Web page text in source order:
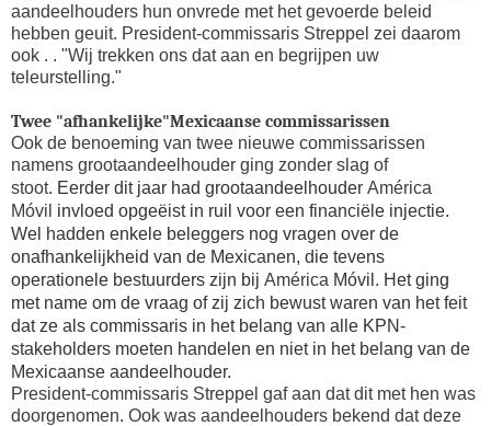
aandeelhouders hun onvrede met het gevoerde beleid
hebben geuit. President-commissaris Streppel zei daarom
ook . . "Wij trekken ons dat aan en begrijpen uw
teleurstelling."
Twee "afhankelijke"Mexicaanse commissarissen
Ook de benoeming van twee nieuwe commissarissen
namens grootaandeelhouder ging zonder slag of
stoot. Eerder dit jaar had grootaandeelhouder América
Móvil invloed opgeëist in ruil voor een financiële injectie.
Wel hadden enkele beleggers nog vragen over de
onafhankelijkheid van de Mexicanen, die tevens
operationele bestuurders zijn bij América Móvil. Het ging
met name om de vraag of zij zich bewust waren van het feit
dat ze als commissaris in het belang van alle KPN-
stakeholders moeten handelen en niet in het belang van de
Mexicaanse aandeelhouder.
President-commissaris Streppel gaf aan dat dit met hen was
doorgenomen. Ook was aandeelhouders bekend dat deze